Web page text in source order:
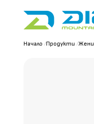
Начало /Продукти /Жени